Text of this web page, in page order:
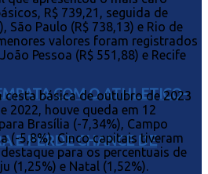
COM O ATHLETICO-
E PERDE CHANCE DE
R$ 739,21, seguida de
São Paulo (R$ 738,13) e Rio de
valores foram registrados
Pessoa (R$ 551,88) e Recife
básica de outubro de 2023
2022, houve queda em 12
Brasília (-7,34%), Campo
(-5,8%). Cinco capitais tiveram
para os percentuais de
(1,25%) e Natal (1,52%).